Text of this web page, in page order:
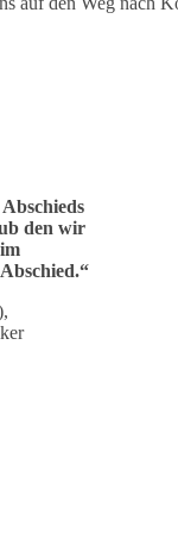
den wir
.“